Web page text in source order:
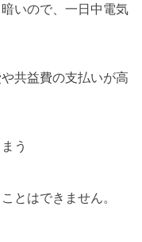
いので、一日中電気
共益費の支払いが高
う
とはできません。